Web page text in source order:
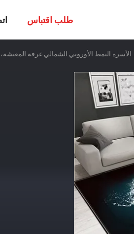
طلب اقتباس
الأسرة النمط الأوروبي الشمالي غرفة